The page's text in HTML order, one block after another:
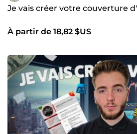
Je vais créer votre couverture
À partir de 18,82 $US